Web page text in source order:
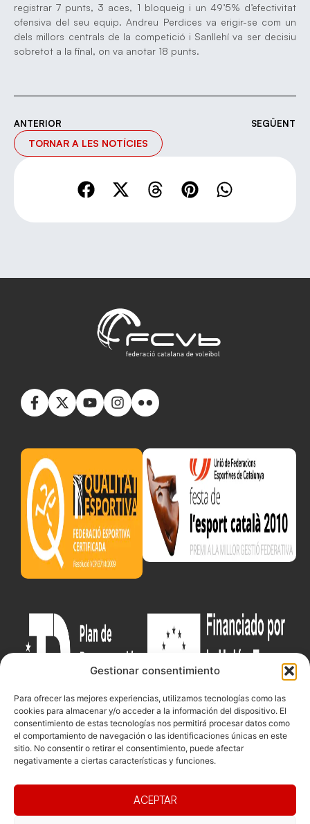
Gestionar consentimiento
Para ofrecer las mejores experiencias, utilizamos tecnologías como las
cookies para almacenar y/o acceder a la información del dispositivo. El
consentimiento de estas tecnologías nos permitirá procesar datos como
el comportamiento de navegación o las identificaciones únicas en este
sitio. No consentir o retirar el consentimiento, puede afectar
negativamente a ciertas características y funciones.
ACEPTAR
registrar 7 punts, 3 aces, 1 bloqueig i un 49’5% d’efectivitat
ofensiva del seu equip. Andreu Perdices va erigir-se com un
dels millors centrals de la competició i Sanllehí va ser decisiu
sobretot a la final, on va anotar 18 punts.
ANTERIOR SEGÜENT
TORNAR A LES NOTÍCIES
Junta
Competicions
Competiciones
Documentacio
Transparència
Eleccions
Contacte
08003